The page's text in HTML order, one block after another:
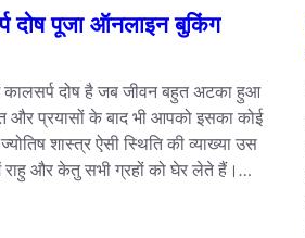
दोष पूजा ऑनलाइन बुकिंग
दोष है जब जीवन बहुत अटका हुआ
प्रयासों के बाद भी आपको इसका कोई
शास्त्र ऐसी स्थिति की व्याख्या उस
और केतु सभी ग्रहों को घेर लेते हैं।…